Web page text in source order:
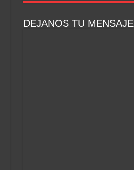
DEJANOS TU MENSAJE